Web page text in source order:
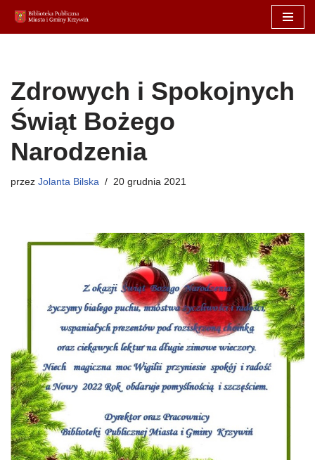
Przejdź
Zdrowych i Spokojnych
Świąt Bożego
Narodzenia
przez Jolanta Bilska 20 grudnia 2021